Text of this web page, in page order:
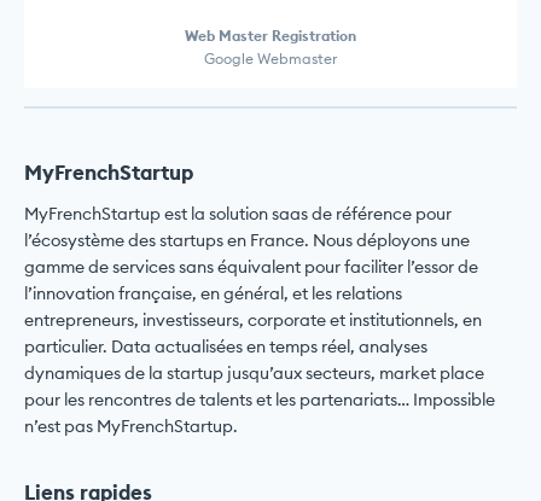
Web Master Registration
Google Webmaster
MyFrenchStartup
MyFrenchStartup est la solution saas de référence pour
l’écosystème des startups en France. Nous déployons une
gamme de services sans équivalent pour faciliter l’essor de
l’innovation française, en général, et les relations
entrepreneurs, investisseurs, corporate et institutionnels, en
particulier. Data actualisées en temps réel, analyses
dynamiques de la startup jusqu’aux secteurs, market place
pour les rencontres de talents et les partenariats… Impossible
n’est pas MyFrenchStartup.
Liens rapides